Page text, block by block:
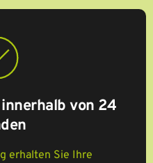
von 24
erhalten Sie Ihre